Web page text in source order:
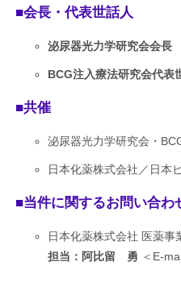
会長・代表世話人
泌尿器光力学研究会会
BCG注入療法研究会代
共催
泌尿器光力学研究会・
日本化薬株式会社／日本
当件に関するお問い合わ
日本化薬株式会社 医薬事
担当：阿比留 勇 ＜E-